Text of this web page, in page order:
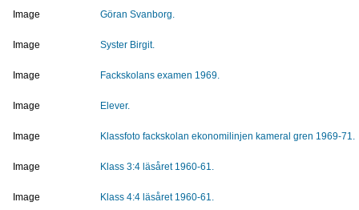
Image Göran Svanborg.
Image Syster Birgit.
Image Fackskolans examen 1969.
Image Elever.
Image Klassfoto fackskolan ekonomilinjen kameral gren 1969-71.
Image Klass 3:4 läsåret 1960-61.
Image Klass 4:4 läsåret 1960-61.